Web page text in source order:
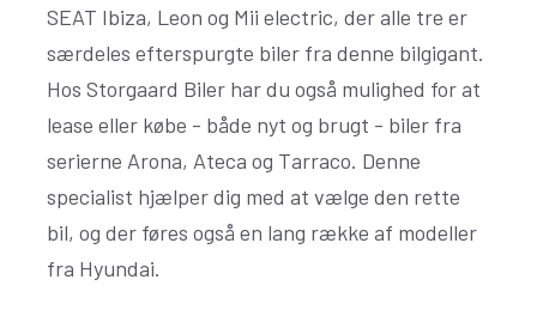
SEAT Ibiza, Leon og Mii electric, der alle tre er
særdeles efterspurgte biler fra denne bilgigant.
Hos Storgaard Biler har du også mulighed for at
lease eller købe - både nyt og brugt - biler fra
serierne Arona, Ateca og Tarraco. Denne
specialist hjælper dig med at vælge den rette
bil, og der føres også en lang række af modeller
fra Hyundai.